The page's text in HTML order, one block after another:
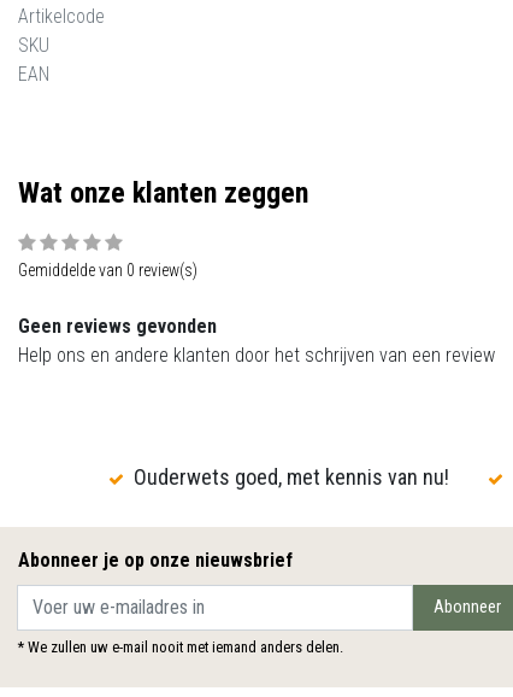
Artikelcode
SKU
EAN
Wat onze klanten zeggen
Gemiddelde van 0 review(s)
Geen reviews gevonden
Help ons en andere klanten door het schrijven van een review
Ouderwets goed, met kennis van nu!
Abonneer je op onze nieuwsbrief
Abonneer
* We zullen uw e-mail nooit met iemand anders delen.